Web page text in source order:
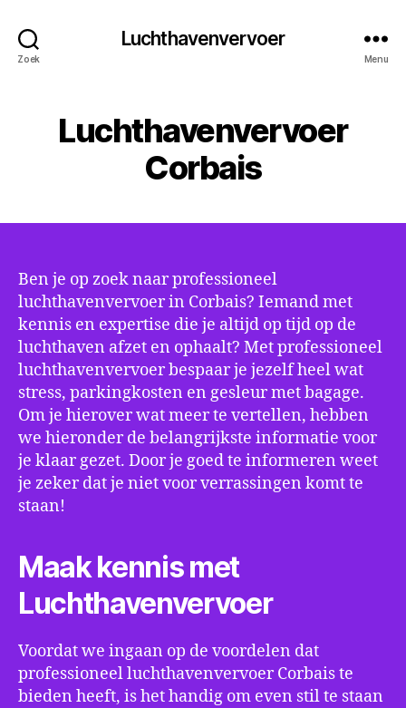
Zoek
Luchthavenvervoer
Menu
Luchthavenvervoer
Corbais
Ben je op zoek naar professioneel
luchthavenvervoer in Corbais? Iemand met
kennis en expertise die je altijd op tijd op de
luchthaven afzet en ophaalt? Met professioneel
luchthavenvervoer bespaar je jezelf heel wat
stress, parkingkosten en gesleur met bagage.
Om je hierover wat meer te vertellen, hebben
we hieronder de belangrijkste informatie voor
je klaar gezet. Door je goed te informeren weet
je zeker dat je niet voor verrassingen komt te
staan!
Maak kennis met
Luchthavenvervoer
Voordat we ingaan op de voordelen dat
professioneel luchthavenvervoer Corbais te
bieden heeft, is het handig om even stil te staan